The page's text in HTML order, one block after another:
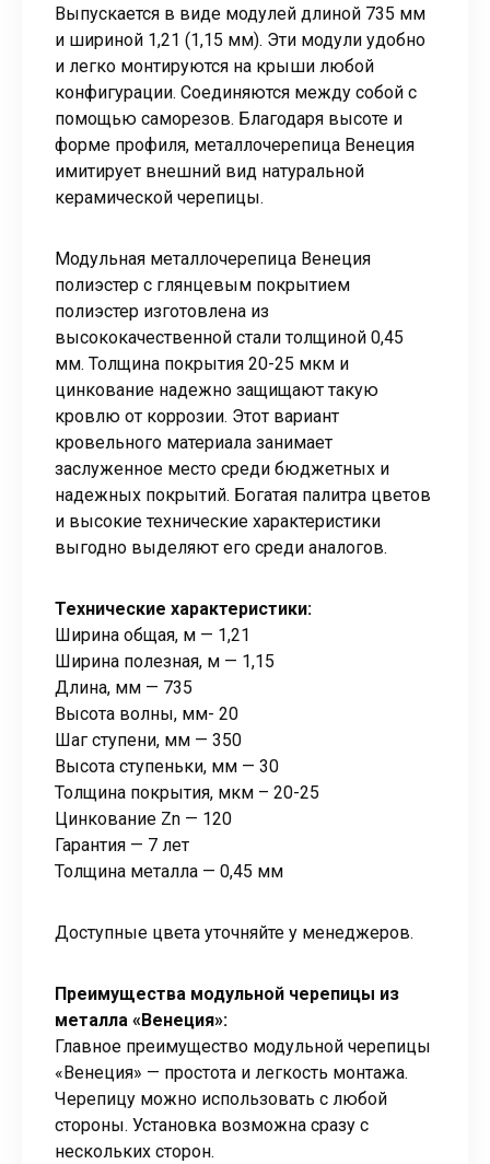
Выпускается в виде модулей длиной 735 мм
и шириной 1,21 (1,15 мм). Эти модули удобно
и легко монтируются на крыши любой
конфигурации. Соединяются между собой с
помощью саморезов. Благодаря высоте и
форме профиля, металлочерепица Венеция
имитирует внешний вид натуральной
керамической черепицы.
Модульная металлочерепица Венеция
полиэстер с глянцевым покрытием
полиэстер изготовлена из
высококачественной стали толщиной 0,45
мм. Толщина покрытия 20-25 мкм и
цинкование надежно защищают такую
кровлю от коррозии. Этот вариант
кровельного материала занимает
заслуженное место среди бюджетных и
надежных покрытий. Богатая палитра цветов
и высокие технические характеристики
выгодно выделяют его среди аналогов.
Технические характеристики:
Ширина общая, м — 1,21
Ширина полезная, м — 1,15
Длина, мм — 735
Высота волны, мм- 20
Шаг ступени, мм — 350
Высота ступеньки, мм — 30
Толщина покрытия, мкм – 20-25
Цинкование Zn — 120
Гарантия — 7 лет
Толщина металла — 0,45 мм
Доступные цвета уточняйте у менеджеров.
Преимущества модульной черепицы из
металла «Венеция»:
Главное преимущество модульной черепицы
«Венеция» — простота и легкость монтажа.
Черепицу можно использовать с любой
стороны. Установка возможна сразу с
нескольких сторон.